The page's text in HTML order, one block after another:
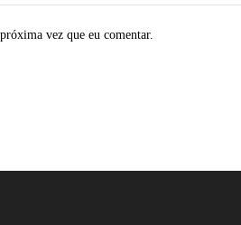
vez que eu comentar.